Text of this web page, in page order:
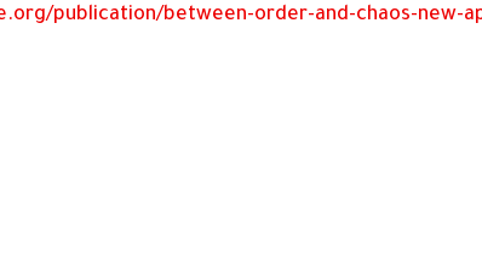
publication/between-order-and-chaos-new-